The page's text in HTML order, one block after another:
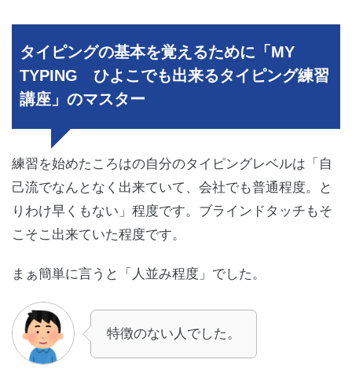
タイピングの基本を覚えるために「MY
TYPING ひよこでも出来るタイピング練習
講座」のマスター
練習を始めたころはの自分のタイピングレベルは「自
己流でなんとなく出来ていて、会社でも普通程度。と
りわけ早くもない」程度です。ブラインドタッチもそ
こそこ出来ていた程度です。
まぁ簡単に言うと「人並み程度」でした。
特徴のない人でした。